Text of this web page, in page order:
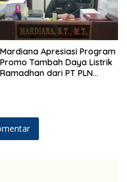
Mardiana Apresiasi Program
Promo Tambah Daya Listrik
Ramadhan dari PT PLN